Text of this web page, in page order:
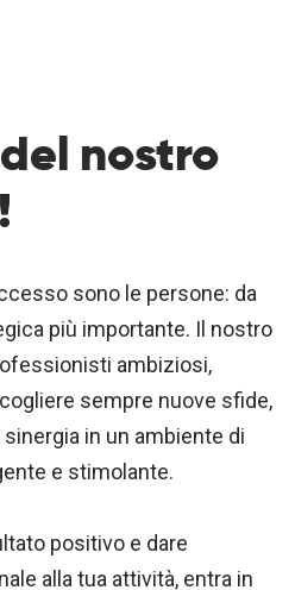
nostro
sono le persone: da
più importante. Il nostro
ambiziosi,
sempre nuove sfide,
in un ambiente di
e stimolante.
positivo e dare
alla tua attività, entra in